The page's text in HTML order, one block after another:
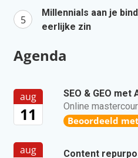
Millennials aan je
eerlijke zin
Agenda
aug
11
SEO & GEO met
Online
Beoordeeld
aug Content